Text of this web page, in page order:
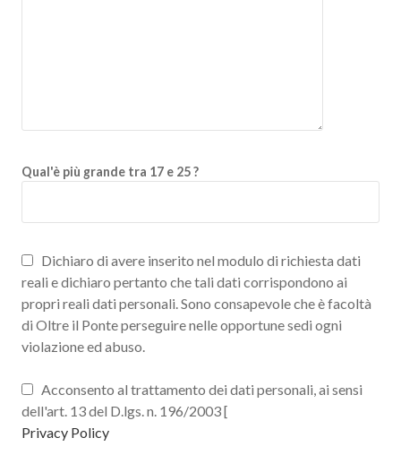
Qual'è più grande tra 17 e 25 ?
Dichiaro di avere inserito nel modulo di richiesta dati
reali e dichiaro pertanto che tali dati corrispondono ai
propri reali dati personali. Sono consapevole che è facoltà
di Oltre il Ponte perseguire nelle opportune sedi ogni
violazione ed abuso.
Acconsento al trattamento dei dati personali, ai sensi
dell'art. 13 del D.lgs. n. 196/2003 [
Privacy Policy